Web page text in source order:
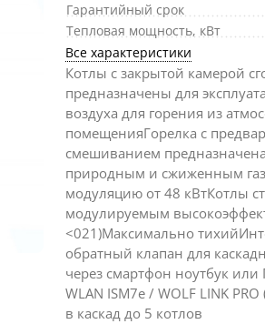
Гарантийный срок
Тепловая мощность, кВт
Все характеристики
Котлы с закрытой камерой
предназначены для
воздуха для горения из
помещенияГорелка с
смешиванием
природным и сжиженным
модуляцию от 48 кВтКотлы
модулируемым
<021)Максимально
обратный клапан для
через смартфон ноутбук
WLAN ISM7e / WOLF LINK
в каскад до 5 котлов